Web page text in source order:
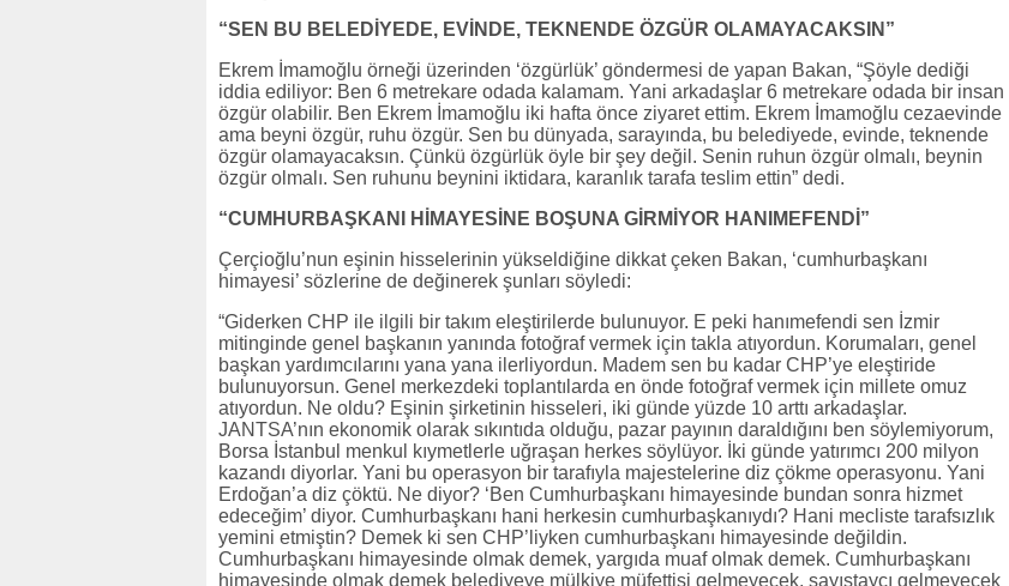
“SEN BU BELEDİYEDE, EVİNDE, TEKNENDE ÖZGÜR OLAMAYACAKSIN”
Ekrem İmamoğlu örneği üzerinden ‘özgürlük’ göndermesi de yapan Bakan, “Şöyle dediği
iddia ediliyor: Ben 6 metrekare odada kalamam. Yani arkadaşlar 6 metrekare odada bir insan
özgür olabilir. Ben Ekrem İmamoğlu iki hafta önce ziyaret ettim. Ekrem İmamoğlu cezaevinde
ama beyni özgür, ruhu özgür. Sen bu dünyada, sarayında, bu belediyede, evinde, teknende
özgür olamayacaksın. Çünkü özgürlük öyle bir şey değil. Senin ruhun özgür olmalı, beynin
özgür olmalı. Sen ruhunu beynini iktidara, karanlık tarafa teslim ettin” dedi.
“CUMHURBAŞKANI HİMAYESİNE BOŞUNA GİRMİYOR HANIMEFENDİ”
Çerçioğlu’nun eşinin hisselerinin yükseldiğine dikkat çeken Bakan, ‘cumhurbaşkanı
himayesi’ sözlerine de değinerek şunları söyledi:
“Giderken CHP ile ilgili bir takım eleştirilerde bulunuyor. E peki hanımefendi sen İzmir
mitinginde genel başkanın yanında fotoğraf vermek için takla atıyordun. Korumaları, genel
başkan yardımcılarını yana yana ilerliyordun. Madem sen bu kadar CHP’ye eleştiride
bulunuyorsun. Genel merkezdeki toplantılarda en önde fotoğraf vermek için millete omuz
atıyordun. Ne oldu? Eşinin şirketinin hisseleri, iki günde yüzde 10 arttı arkadaşlar.
JANTSA’nın ekonomik olarak sıkıntıda olduğu, pazar payının daraldığını ben söylemiyorum,
Borsa İstanbul menkul kıymetlerle uğraşan herkes söylüyor. İki günde yatırımcı 200 milyon
kazandı diyorlar. Yani bu operasyon bir tarafıyla majestelerine diz çökme operasyonu. Yani
Erdoğan’a diz çöktü. Ne diyor? ‘Ben Cumhurbaşkanı himayesinde bundan sonra hizmet
edeceğim’ diyor. Cumhurbaşkanı hani herkesin cumhurbaşkanıydı? Hani mecliste tarafsızlık
yemini etmiştin? Demek ki sen CHP’liyken cumhurbaşkanı himayesinde değildin.
Cumhurbaşkanı himayesinde olmak demek, yargıda muaf olmak demek. Cumhurbaşkanı
himayesinde olmak demek belediyeye mülkiye müfettişi gelmeyecek, sayıştaycı gelmeyecek